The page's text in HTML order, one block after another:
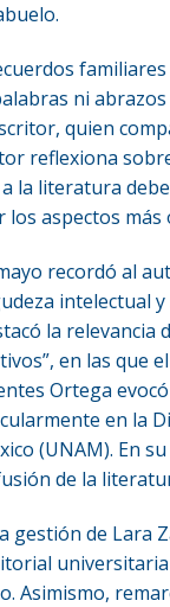
ni
quien
reflexiona
la literatura
aspectos más
recordó al
intelectual
la relevancia
en las que
Ortega
en la
(UNAM). En
de la
gestión de
Asimismo,